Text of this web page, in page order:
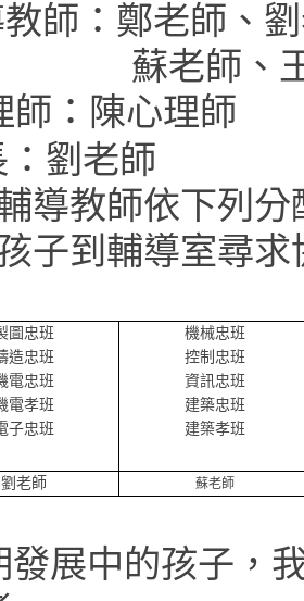
師：鄭老師、
師、王
： 陳心理師
劉老師
導教師依下列
子到輔導室尋
圖忠班
造忠班
電忠班
電孝班
子忠班
機械忠班
控制忠班
資訊忠班
建築忠班
建築孝班
劉老師 蘇老師
發展中的孩子，